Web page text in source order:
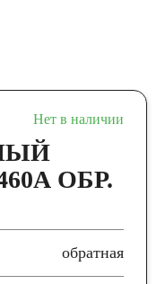
Нет в наличии
ОБР.
обратная